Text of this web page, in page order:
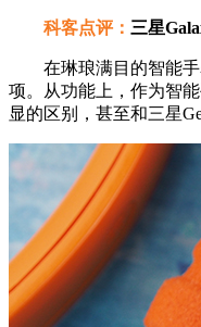
科客点评： 三星
在琳琅满目的智能手表
项。从功能上，作为智
显的区别，甚至和三星